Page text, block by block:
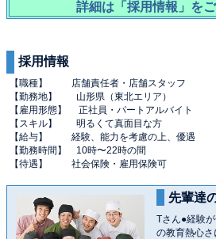
詳細は「採用情報」を
採用情報
【職種】 店舗責任者・店舗スタッフ
【勤務地】 山形県（東北エリア）
【雇用形態】 正社員・パートアルバイト
【スキル】 明るくて真面目な方
【給与】 経験、能力を考慮の上、優遇
【勤務時間】 10時〜22時の間
【待遇】 社会保険・雇用保険可
先輩達
Tさん●経験
の教育熱心さ